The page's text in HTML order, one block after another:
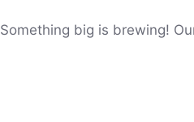
Something big is brewing!